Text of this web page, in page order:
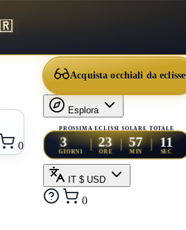
0
Acquista occhiali da eclisse
Esplora
PROSSIMA ECLISSI SOLARE TOTALE
3
GIORNI
23
ORE
57
MIN
09
SEC
IT $ USD
0